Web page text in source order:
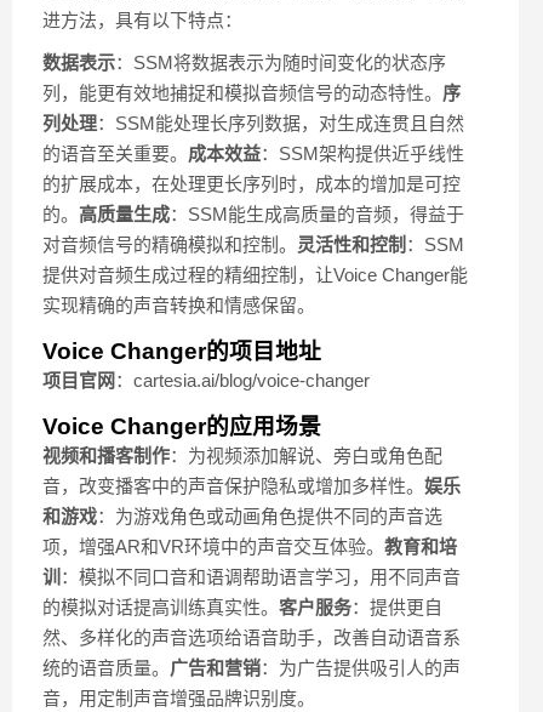
进方法，具有以下特点：
数据表示：SSM将数据表示为随时间变化的状态序
列，能更有效地捕捉和模拟音频信号的动态特性。 序
列处理：SSM能处理长序列数据，对生成连贯且自然
的语音至关重要。 成本效益：SSM架构提供近乎线性
的扩展成本，在处理更长序列时，成本的增加是可控
的。 高质量生成：SSM能生成高质量的音频，得益于
对音频信号的精确模拟和控制。 灵活性和控制 ：SSM
提供对音频生成过程的精细控制，让Voice Changer能
实现精确的声音转换和情感保留。
Voice Changer的项目地址
项目官网 ：cartesia.ai/blog/voice-changer
Voice Changer的应用场景
视频和播客制作：为视频添加解说、旁白或角色配
音，改变播客中的声音保护隐私或增加多样性。 娱乐
和游戏：为游戏角色或动画角色提供不同的声音选
项，增强AR和VR环境中的声音交互体验。 教育和培
训 ：模拟不同口音和语调帮助语言学习，用不同声音
的模拟对话提高训练真实性。 客户服务：提供更自
然、多样化的声音选项给语音助手，改善自动语音系
统的语音质量。 广告和营销：为广告提供吸引人的声
音，用定制声音增强品牌识别度。